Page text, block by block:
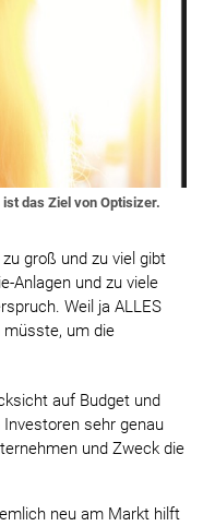
das Ziel von Optisizer.
groß und zu viel gibt
Anlagen und zu viele
Weil ja ALLES
um die
auf Budget und
sehr genau
und Zweck die
neu am Markt hilft